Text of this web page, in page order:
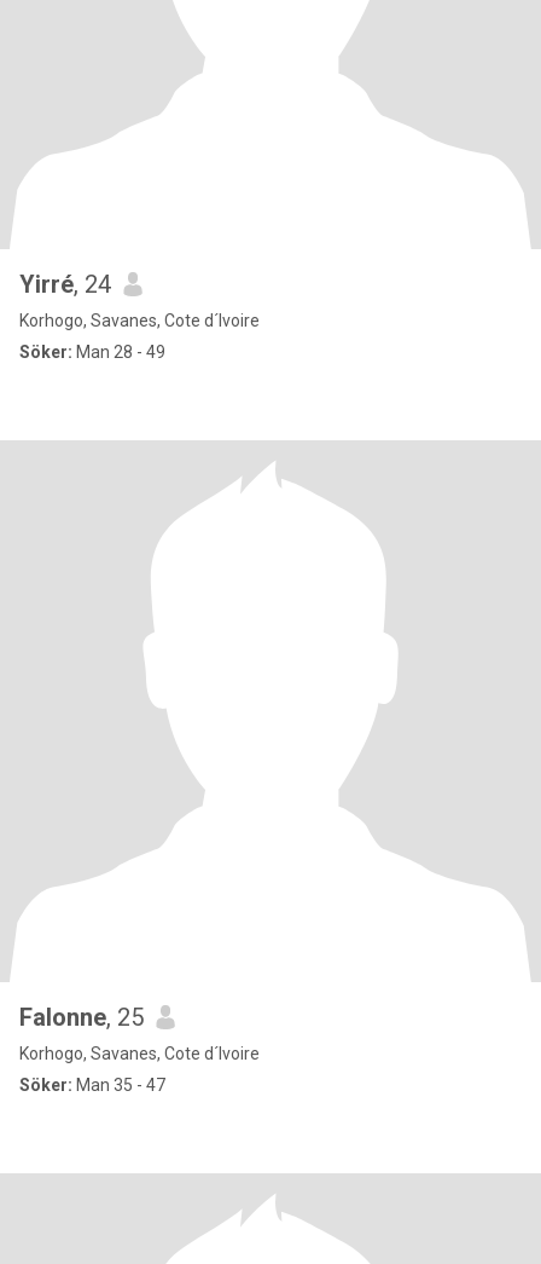
Yirré, 24
Korhogo, Savanes, Cote d´Ivoire
Söker: Man 28 - 49
Falonne, 25
Korhogo, Savanes, Cote d´Ivoire
Söker: Man 35 - 47